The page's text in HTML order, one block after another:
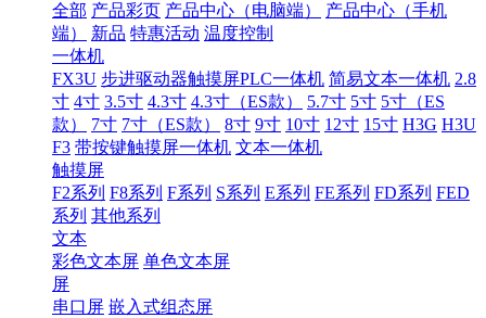
全部 产品彩页 产品中心（电脑端）
产品中心（手机
端）
新品 特惠活动 温度控制
一体机
FX3U 步进驱动器触摸屏PLC一体机 简易文本一体机 2.8
寸 4寸 3.5寸 4.3寸 4.3寸（ES款） 5.7寸 5寸 5寸（ES
款）
7寸 7寸（ES款） 8寸 9寸 10寸 12寸 15寸 H3G H3U
F3 带按键触摸屏一体机 文本一体机
触摸屏
F2系列 F8系列 F系列 S系列 E系列 FE系列 FD系列 FED
系列 其他系列
文本
彩色文本屏 单色文本屏
屏
串口屏 嵌入式组态屏